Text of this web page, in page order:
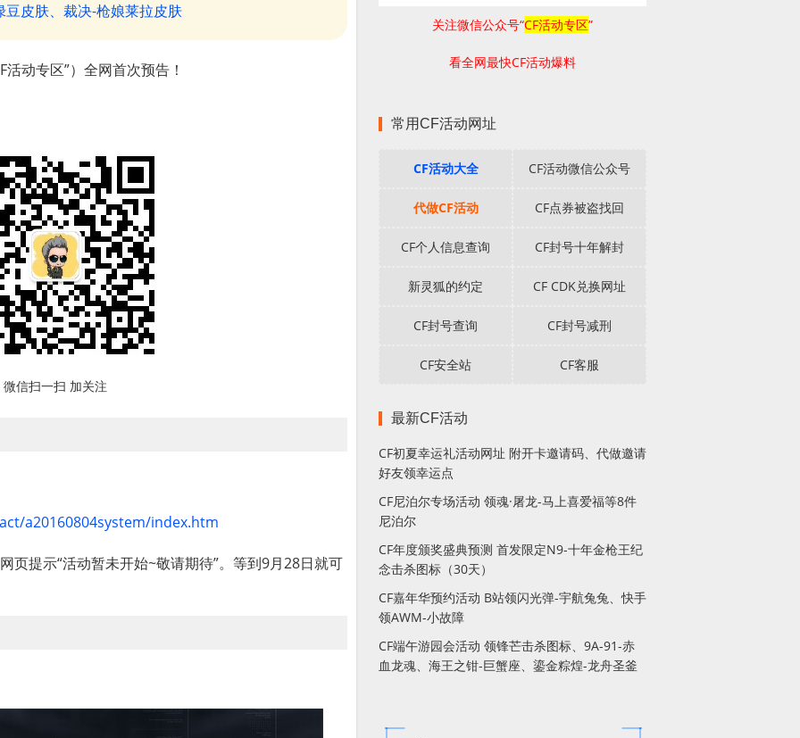
豆皮肤、裁决-枪娘莱拉皮肤
动专区”）全网首次预告！
微信扫一扫 加关注
a20160804system/index.htm
页提示“活动暂未开始~敬请期待”。等到9月28日就可
关注微信公众号“CF活动专区”
看全网最快CF活动爆料
常用CF活动网址
CF活动大全 CF活动微信公众号
代做CF活动 CF点券被盗找回
CF个人信息查询 CF封号十年解封
新灵狐的约定 CF CDK兑换网址
CF封号查询 CF封号减刑
CF安全站 CF客服
最新CF活动
CF初夏幸运礼活动网址 附开卡邀请码、代做邀请
好友领幸运点
CF尼泊尔专场活动 领魂·屠龙-马上喜爱福等8件
尼泊尔
CF年度颁奖盛典预测 首发限定N9-十年金枪王纪
念击杀图标（30天）
CF嘉年华预约活动 B站领闪光弹-宇航兔兔、快手
领AWM-小故障
CF端午游园会活动 领锋芒击杀图标、9A-91-赤
血龙魂、海王之钳-巨蟹座、鎏金粽煌-龙舟圣釜